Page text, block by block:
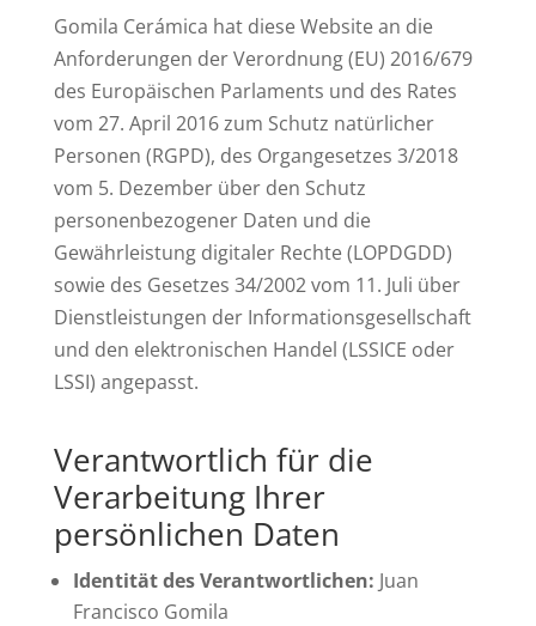
Gomila Cerámica hat diese Website an die
Anforderungen der Verordnung (EU) 2016/679
des Europäischen Parlaments und des Rates
vom 27. April 2016 zum Schutz natürlicher
Personen (RGPD), des Organgesetzes 3/2018
vom 5. Dezember über den Schutz
personenbezogener Daten und die
Gewährleistung digitaler Rechte (LOPDGDD)
sowie des Gesetzes 34/2002 vom 11. Juli über
Dienstleistungen der Informationsgesellschaft
und den elektronischen Handel (LSSICE oder
LSSI) angepasst.
Verantwortlich für die
Verarbeitung Ihrer
persönlichen Daten
Identität des Verantwortlichen: Juan
Francisco Gomila